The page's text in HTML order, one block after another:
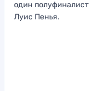
один
Луис Пенья.